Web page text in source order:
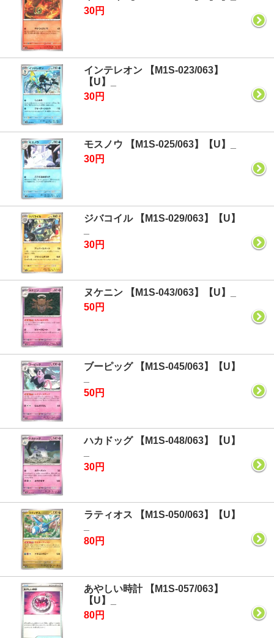
30円
インテレオン 【M1S-023/063】
【U】_
30円
モスノウ 【M1S-025/063】【U】_
30円
ジバコイル 【M1S-029/063】【U】
30円
ヌケニン 【M1S-043/063】【U】_
50円
ブーピッグ 【M1S-045/063】【U】
50円
ハカドッグ 【M1S-048/063】【U】
30円
ラティオス 【M1S-050/063】【U】
80円
あやしい時計 【M1S-057/063】
【U】_
80円